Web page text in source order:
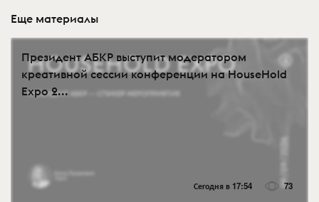
Еще материалы
Президент АБКР выступит модератором
креативной сессии конференции на HouseHold
Expo 2...
Сегодня в 17:54 73